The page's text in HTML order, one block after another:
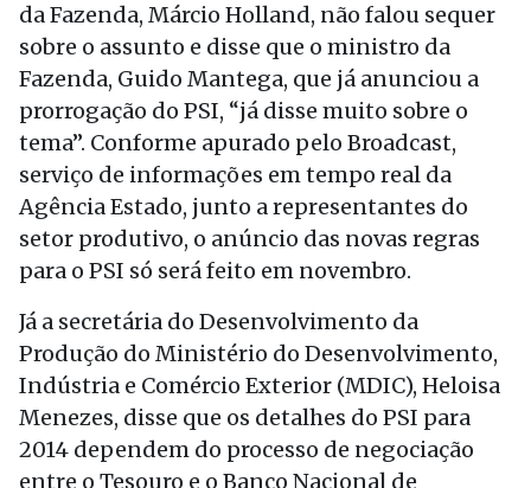
da Fazenda, Márcio Holland, não falou sequer
sobre o assunto e disse que o ministro da
Fazenda, Guido Mantega, que já anunciou a
prorrogação do PSI, “já disse muito sobre o
tema”. Conforme apurado pelo Broadcast,
serviço de informações em tempo real da
Agência Estado, junto a representantes do
setor produtivo, o anúncio das novas regras
para o PSI só será feito em novembro.
Já a secretária do Desenvolvimento da
Produção do Ministério do Desenvolvimento,
Indústria e Comércio Exterior (MDIC), Heloisa
Menezes, disse que os detalhes do PSI para
2014 dependem do processo de negociação
entre o Tesouro e o Banco Nacional de